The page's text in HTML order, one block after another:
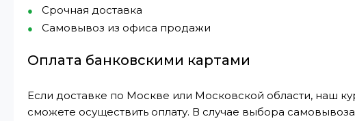
Срочная доставка
Самовывоз из офиса продажи
Оплата банковскими картами
Если доставке по Москве или Московской области, наш
сможете осуществить оплату. В случае выбора